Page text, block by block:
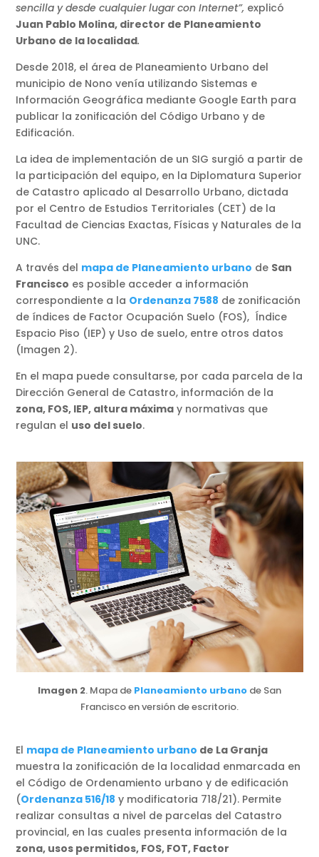
sencilla y desde cualquier lugar con Internet”, explicó
Juan Pablo Molina, director de Planeamiento
Urbano de la localidad.
Desde 2018, el área de Planeamiento Urbano del
municipio de Nono venía utilizando Sistemas e
Información Geográfica mediante Google Earth para
publicar la zonificación del Código Urbano y de
Edificación.
La idea de implementación de un SIG surgió a partir de
la participación del equipo, en la Diplomatura Superior
de Catastro aplicado al Desarrollo Urbano, dictada
por el Centro de Estudios Territoriales (CET) de la
Facultad de Ciencias Exactas, Físicas y Naturales de la
UNC.
A través del mapa de Planeamiento urbano de San
Francisco es posible acceder a información
correspondiente a la Ordenanza 7588 de zonificación
de índices de Factor Ocupación Suelo (FOS), Índice
Espacio Piso (IEP) y Uso de suelo, entre otros datos
(Imagen 2).
En el mapa puede consultarse, por cada parcela de la
Dirección General de Catastro, información de la
zona, FOS, IEP, altura máxima y normativas que
regulan el uso del suelo.
Imagen 2. Mapa de Planeamiento urbano de San
Francisco en versión de escritorio.
El mapa de Planeamiento urbano de La Granja
muestra la zonificación de la localidad enmarcada en
el Código de Ordenamiento urbano y de edificación
(Ordenanza 516/18 y modificatoria 718/21). Permite
realizar consultas a nivel de parcelas del Catastro
provincial, en las cuales presenta información de la
zona, usos permitidos, FOS, FOT, Factor